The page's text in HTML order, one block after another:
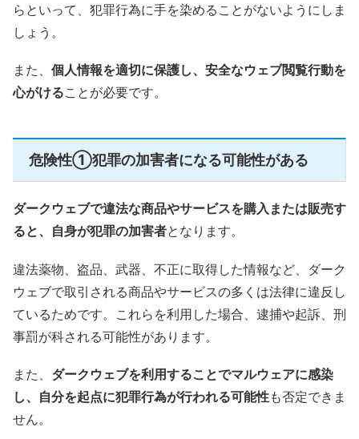
らといって、犯罪行為に手を染めることがないようにしま
しょう。
また、 個人情報を適切に保護し、安全なウェブ閲覧行動を
心がけることが必要です。
危険性①犯罪の加害者になる可能性がある
ダークウェブで違法な商品やサービスを購入または販売す
ると、自身が犯罪の加害者となります。
違法薬物、盗品、武器、不正に取得した情報など、ダーク
ウェブで取引される商品やサービスの多くは法律に違反し
ているためです。これらを利用した場合、逮捕や起訴、刑
事罰が科される可能性があります。
また、 ダークウェブを利用することでマルウェアに感染
し、自分を起点に犯罪行為が行われる可能性も否定できま
せん。